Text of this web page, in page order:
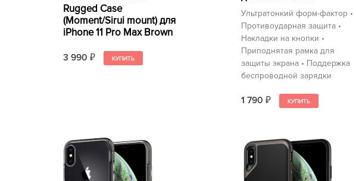
Rugged Case
(Moment/Sirui mount) для
iPhone 11 Pro Max Brown
3 990 ₽
Ультратонкий форм-фактор •
Противоударная защита •
Накладки на кнопки •
Приподнятая рамка для
защиты экрана • Поддержка
беспроводной зарядки
1 790 ₽